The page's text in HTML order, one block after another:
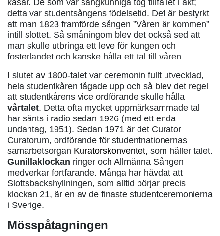
kasar. De som var sångkunniga tog tillfället i akt;
detta var studentsångens födelsetid. Det är bestyrkt
att man 1823 framförde sången ”Våren är kommen”
intill slottet. Så småningom blev det också sed att
man skulle utbringa ett leve för kungen och
fosterlandet och kanske hålla ett tal till våren.
I slutet av 1800-talet var ceremonin fullt utvecklad,
hela studentkåren tågade upp och så blev det regel
att studentkårens vice ordförande skulle hålla
vårtalet. Detta ofta mycket uppmärksammade tal
har sänts i radio sedan 1926 (med ett enda
undantag, 1951). Sedan 1971 är det Curator
Curatorum, ordförande för studentnationernas
samarbetsorgan Kuratorskonventet, som håller talet.
Gunillaklockan ringer och Allmänna Sången
medverkar fortfarande. Många har hävdat att
Slottsbackshyllningen, som alltid börjar precis
klockan 21, är en av de finaste studentceremonierna
i Sverige.
Mösspåtagningen